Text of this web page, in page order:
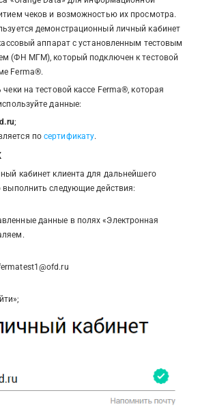
чеков и возможностью их просмотра.
демонстрационный личный кабинет
аппарат с установленным тестовым
(ФН МГМ), который подключен к тестовой
Ferma®.
на тестовой кассе Ferma®, которая
данные:
;
посертификату.
кабинет клиента для дальнейшего
выполнить следующие действия:
данные в полях «Электронная